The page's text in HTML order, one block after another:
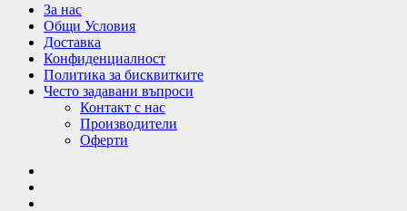
За нас
Общи Условия
Доставка
Конфиденциалност
Политика за бисквитките
Често задавани въпроси
Контакт с нас
Производители
Оферти